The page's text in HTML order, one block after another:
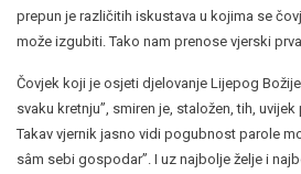
prepun je različitih iskustava u kojima se
može izgubiti. Tako nam prenose vjerski
Čovjek koji je osjeti djelovanje Lijepog
svaku kretnju”, smiren je, staložen, tih,
Takav vjernik jasno vidi pogubnost parole
sâm sebi gospodar”. I uz najbolje želje i